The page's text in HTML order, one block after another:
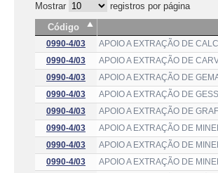
Mostrar
registros por página
Código
0990-4/03
APOIO A EXTRAÇÃO DE
0990-4/03
APOIO A EXTRAÇÃO DE
0990-4/03
APOIO A EXTRAÇÃO DE
0990-4/03
APOIO A EXTRAÇÃO DE
0990-4/03
APOIO A EXTRAÇÃO DE
0990-4/03
APOIO A EXTRAÇÃO DE
0990-4/03
APOIO A EXTRAÇÃO DE
0990-4/03
APOIO A EXTRAÇÃO DE